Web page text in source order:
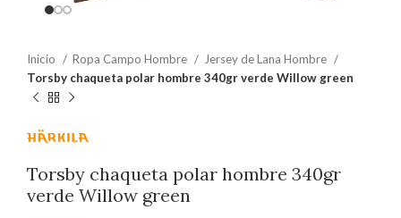
Inicio Ropa Campo Hombre
Jersey de Lana Hombre
Torsby chaqueta polar hombre 340gr verde Willow green
Torsby chaqueta polar hombre 340gr
verde Willow green